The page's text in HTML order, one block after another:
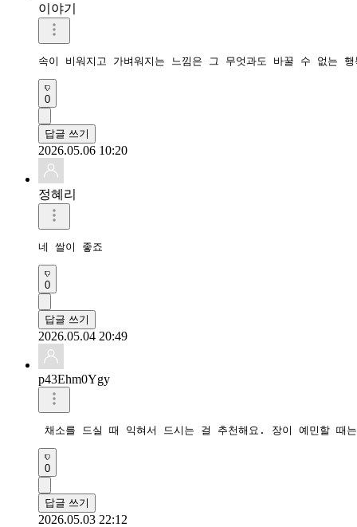
이야기
속이 비워지고 가벼워지는 느낌은 그 무엇과도 바꿀 수 없는
0
답글 쓰기
2026.05.06 10:20
정혜리
네 쌀이 좋죠
0
답글 쓰기
2026.05.04 20:49
p43Ehm0Ygy
채소를 드실 때 익혀서 드시는 걸 추천해요. 장이 예민할 때
0
답글 쓰기
2026.05.03 22:12